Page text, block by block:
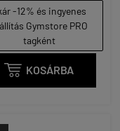
-12% és ingyenes
Gymstore PRO
tagként
 KOSÁRBA